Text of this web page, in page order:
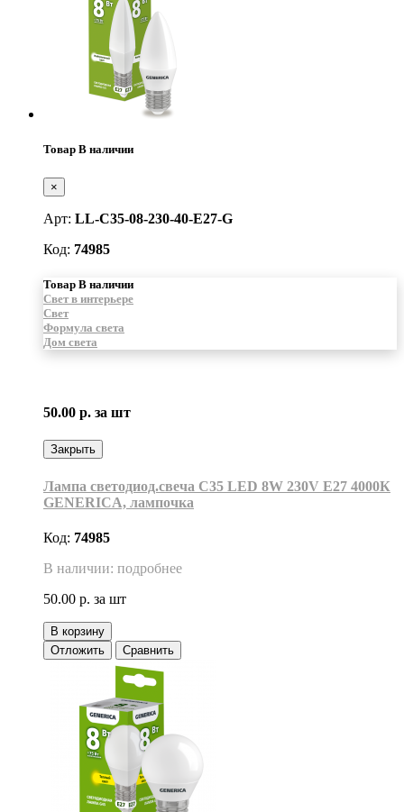
Товар В наличии
×
Арт: LL-C35-08-230-40-E27-G
Код: 74985
Товар В наличии
Свет в интерьере
Свет
Формула света
Дом света
50.00 р. за шт
Закрыть
Лампа светодиод.свеча С35 LED 8W 230V E27 4000К
GENERICA, лампочка
Код: 74985
В наличии: подробнее
50.00 р. за шт
В корзину
Отложить
Сравнить